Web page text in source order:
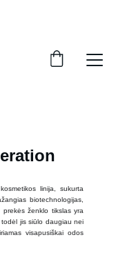
linija, sukurta
biotechnologijas,
ženklo tikslas yra
todėl jis siūlo daugiau nei
visapusiškai odos